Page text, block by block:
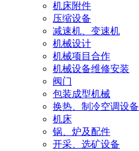
机床附件
压缩设备
减速机、变速机
机械设计
机械项目合作
机械设备维修安装
阀门
包装成型机械
换热、制冷空调设备
机床
锅、炉及配件
开采、选矿设备